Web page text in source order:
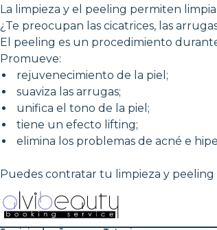
La limpieza y el peeling permiten
¿Te preocupan las cicatrices, las
El peeling es un procedimiento
Promueve:
rejuvenecimiento de la piel;
suaviza las arrugas;
unifica el tono de la piel;
tiene un efecto lifting;
elimina los problemas de acné e
Puedes contratar tu limpieza y peeling